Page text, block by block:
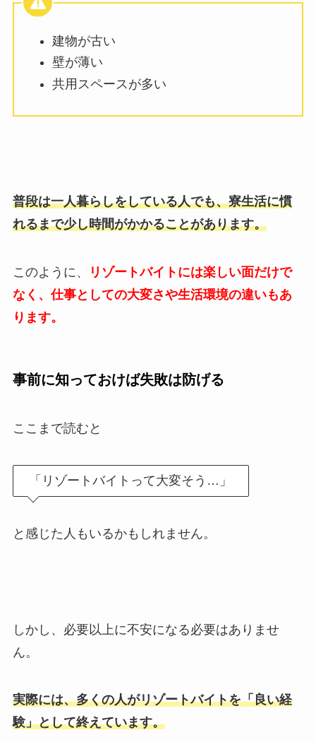
建物が古い
壁が薄い
共用スペースが多い
普段は一人暮らしをしている人でも、寮生活に慣
れるまで少し時間がかかることがあります。
このように、
リゾートバイトには楽しい面だけで
なく、仕事としての大変さや生活環境の違いもあ
ります。
事前に知っておけば失敗は防げる
ここまで読むと
「リゾートバイトって大変そう … 」
と感じた人もいるかもしれません。
しかし、必要以上に不安になる必要はありませ
ん。
実際には、多くの人がリゾートバイトを「良い経
験」として終えています。